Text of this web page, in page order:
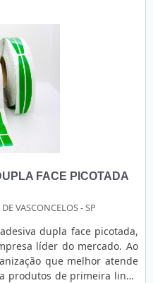
FACE PICOTADA
VASCONCELOS - SP
dupla face picotada,
líder do mercado. Ao
que melhor atende
produtos de primeira linha